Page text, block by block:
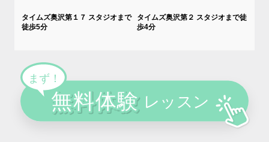
タイムズ奥沢第１７ スタジオまで
徒歩5分
タイムズ奥沢第２ スタジオまで徒
歩4分